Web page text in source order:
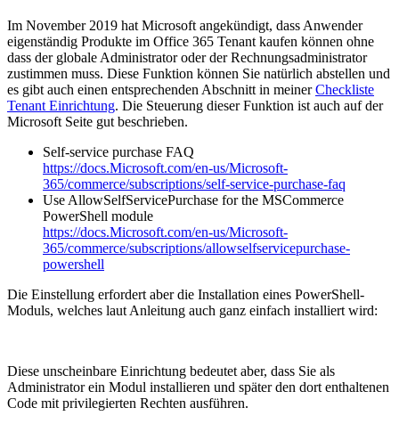
Im November 2019 hat Microsoft angekündigt, dass Anwender
eigenständig Produkte im Office 365 Tenant kaufen können ohne
dass der globale Administrator oder der Rechnungsadministrator
zustimmen muss. Diese Funktion können Sie natürlich abstellen und
es gibt auch einen entsprechenden Abschnitt in meinerCheckliste
Tenant Einrichtung. Die Steuerung dieser Funktion ist auch auf der
Microsoft Seite gut beschrieben.
Self-service purchase FAQ
https://docs.Microsoft.com/en-us/Microsoft-
365/commerce/subscriptions/self-service-purchase-faq
Use AllowSelfServicePurchase for the MSCommerce
PowerShell module
https://docs.Microsoft.com/en-us/Microsoft-
365/commerce/subscriptions/allowselfservicepurchase-
powershell
Die Einstellung erfordert aber die Installation eines PowerShell-
Moduls, welches laut Anleitung auch ganz einfach installiert wird:
Diese unscheinbare Einrichtung bedeutet aber, dass Sie als
Administrator ein Modul installieren und später den dort enthaltenen
Code mit privilegierten Rechten ausführen.